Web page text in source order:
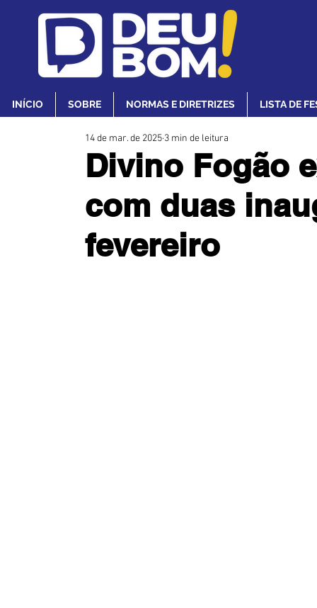
INÍCIO SOBRE NORMAS E DIRETRIZES LISTA DE
Divino Fogão
com duas
fevereiro
14 de mar. de 2025 3 min de leitura